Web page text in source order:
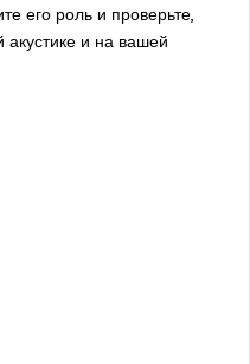
его роль и проверьте,
акустике и на вашей